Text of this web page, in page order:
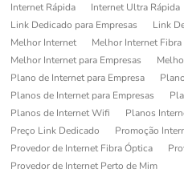
Internet Rápida
Internet Ultra Rápida
Link Dedicado para Empresas
Link
Melhor Internet
Melhor Internet
Melhor Internet para Empresas
Plano de Internet para Empresa
Planos de Internet para Empresas
Planos de Internet Wifi
Planos
Preço Link Dedicado
Promoção
Provedor de Internet Fibra Óptica
Provedor de Internet Perto de Mim